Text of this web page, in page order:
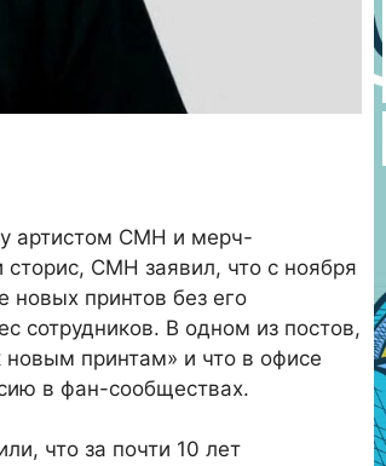
артистом CMH и мерч-
CMH заявил, что с ноября
новых принтов без его
сотрудников. В одном из постов,
новым принтам» и что в офисе
в фан-сообществах.
что за почти 10 лет